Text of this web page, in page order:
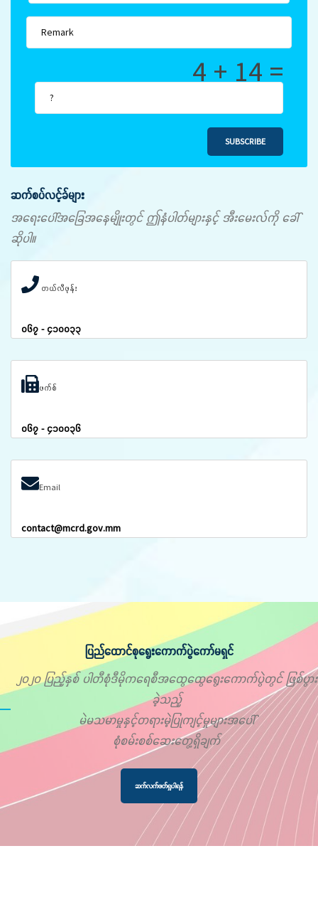
4 + 14 =
SUBSCRIBE
ဆက်စပ်လင့်ခ်များ
အရေးပေါ်အခြေအနေမျိုးတွင် ဤနံပါတ်များနှင့် အီးမေးလ်ကို ခေါ်
ဆိုပါ။
တယ်လီဖုန်း
၀၆၇ - ၄၁၀၀၃၃
ဖက်စ်
၀၆၇ - ၄၁၀၀၃၆
Email
contact@mcrd.gov.mm
ပြည်ထောင်စုရွေးကောက်ပွဲကော်မရှင်
၂၀၂၀ ပြည့်နှစ် ပါတီစုံဒီမိုကရေစီအထွေထွေရွေးကောက်ပွဲတွင် ဖြစ်ပွား
ခဲ့သည့်
မဲမသမာမှုနှင့်တရားမဲ့ပြုကျင့်မှုများအပေါ်
စုံစမ်းစစ်ဆေးတွေ့ရှိချက်
ဆက်လက်ဖတ်ရှုပါရန်